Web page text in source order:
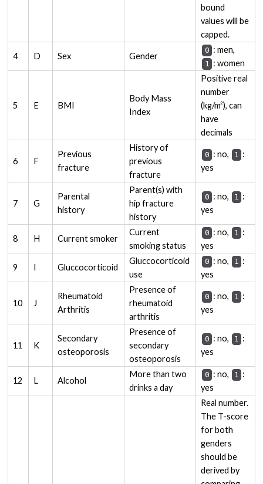
bound
values will be
capped.
4 D Sex Gender
0 : men,
1 : women
5 E BMI
Body Mass
Index
Positive real
number
(kg/m²), can
have
decimals
6 F
Previous
fracture
History of
previous
fracture
0 : no, 1 :
yes
7 G
Parental
history
Parent(s) with
hip fracture
history
0 : no, 1 :
yes
8 H Current smoker
Current
smoking status
0 : no, 1 :
yes
9 I Gluccocorticoid
Gluccocorticoid
use
0 : no, 1 :
yes
10 J
Rheumatoid
Arthritis
Presence of
rheumatoid
arthritis
0 : no, 1 :
yes
11 K
Secondary
osteoporosis
Presence of
secondary
osteoporosis
0 : no, 1 :
yes
12 L Alcohol
More than two
drinks a day
0 : no, 1 :
yes
Real number.
The T-score
for both
genders
should be
derived by